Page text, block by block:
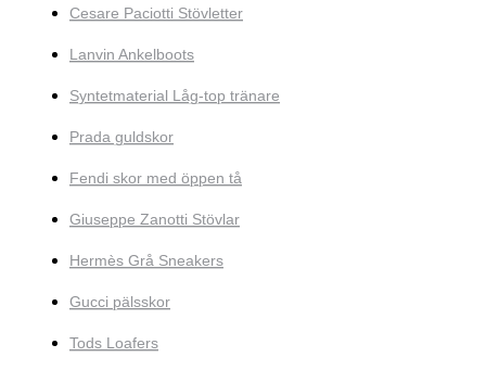
Cesare Paciotti Stövletter
Lanvin Ankelboots
Syntetmaterial Låg-top tränare
Prada guldskor
Fendi skor med öppen tå
Giuseppe Zanotti Stövlar
Hermès Grå Sneakers
Gucci pälsskor
Tods Loafers